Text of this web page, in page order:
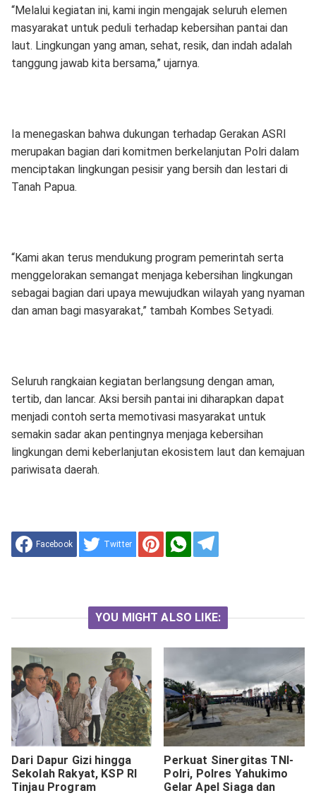
“Melalui kegiatan ini, kami ingin mengajak seluruh elemen
masyarakat untuk peduli terhadap kebersihan pantai dan
laut. Lingkungan yang aman, sehat, resik, dan indah adalah
tanggung jawab kita bersama,” ujarnya.
Ia menegaskan bahwa dukungan terhadap Gerakan ASRI
merupakan bagian dari komitmen berkelanjutan Polri dalam
menciptakan lingkungan pesisir yang bersih dan lestari di
Tanah Papua.
“Kami akan terus mendukung program pemerintah serta
menggelorakan semangat menjaga kebersihan lingkungan
sebagai bagian dari upaya mewujudkan wilayah yang nyaman
dan aman bagi masyarakat,” tambah Kombes Setyadi.
Seluruh rangkaian kegiatan berlangsung dengan aman,
tertib, dan lancar. Aksi bersih pantai ini diharapkan dapat
menjadi contoh serta memotivasi masyarakat untuk
semakin sadar akan pentingnya menjaga kebersihan
lingkungan demi keberlanjutan ekosistem laut dan kemajuan
pariwisata daerah.
Facebook Twitter
YOU MIGHT ALSO LIKE:
Dari Dapur Gizi hingga
Sekolah Rakyat, KSP RI
Tinjau Program
‎Perkuat Sinergitas TNI-
Polri, Polres Yahukimo
Gelar Apel Siaga dan